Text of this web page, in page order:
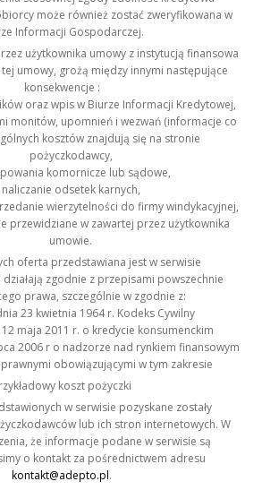
może również zostać zweryfikowana w
Informacji Gospodarczej.
użytkownika umowy z instytucją finansowa
umowy, grożą między innymi następujące
konsekwencje :
oraz wpis w Biurze Informacji Kredytowej,
monitów, upomnień i wezwań (informacje co
kosztów znajdują się na stronie
pożyczkodawcy,
komornicze lub sądowe,
naliczanie odsetek karnych,
wierzytelności do firmy windykacyjnej,
przewidziane w zawartej przez użytkownika
umowie.
oferta przedstawiana jest w serwisie
zgodnie z przepisami powszechnie
prawa, szczególnie w zgodnie z:
23 kwietnia 1964 r. Kodeks Cywilny
maja 2011 r. o kredycie konsumenckim
2006 r o nadzorze nad rynkiem finansowym
obowiązującymi w tym zakresie
koszt pożyczki
w serwisie pozyskane zostały
lub ich stron internetowych. W
że informacje podane w serwisie są
o kontakt za pośrednictwem adresu
kontakt@adepto.pl.